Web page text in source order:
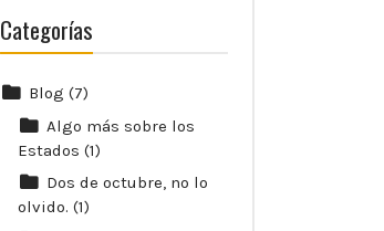
Categorías
Blog (7)
Algo más sobre los
Estados (1)
Dos de octubre, no lo
olvido. (1)